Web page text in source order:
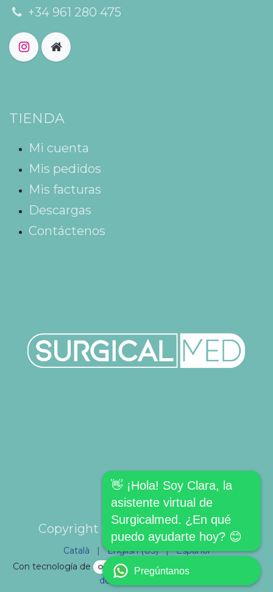
+34 961 280 475
TIENDA
Mi cuenta
Mis pedidos
Mis facturas
Descargas
Contáctenos
Copyright © SURGICALMED SL.
Català English (US) |
Español
Con tecnología de
- El mejorComercio electrónico
de código abierto
👋 ¡Hola! Soy Clara, la
asistente virtual de
Surgicalmed. ¿En qué
puedo ayudarte hoy? 😊
Pregúntanos